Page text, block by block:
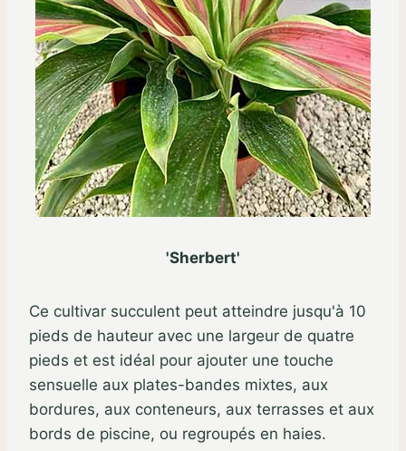
'Sherbert'
Ce cultivar succulent peut atteindre jusqu'à 10
pieds de hauteur avec une largeur de quatre
pieds et est idéal pour ajouter une touche
sensuelle aux plates-bandes mixtes, aux
bordures, aux conteneurs, aux terrasses et aux
bords de piscine, ou regroupés en haies.